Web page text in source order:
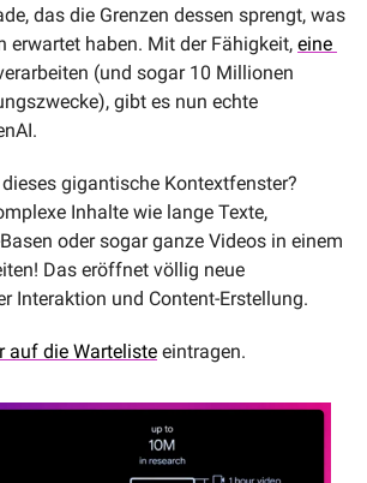
das die Grenzen dessen sprengt, was
erwartet haben. Mit der Fähigkeit, eine
(und sogar 10 Millionen
gibt es nun echte
gigantische Kontextfenster?
Inhalte wie lange Texte,
oder sogar ganze Videos in einem
Das eröffnet völlig neue
Interaktion und Content-Erstellung.
auf die Warteliste eintragen.